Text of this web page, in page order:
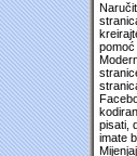
pomoć
pisati,
imate